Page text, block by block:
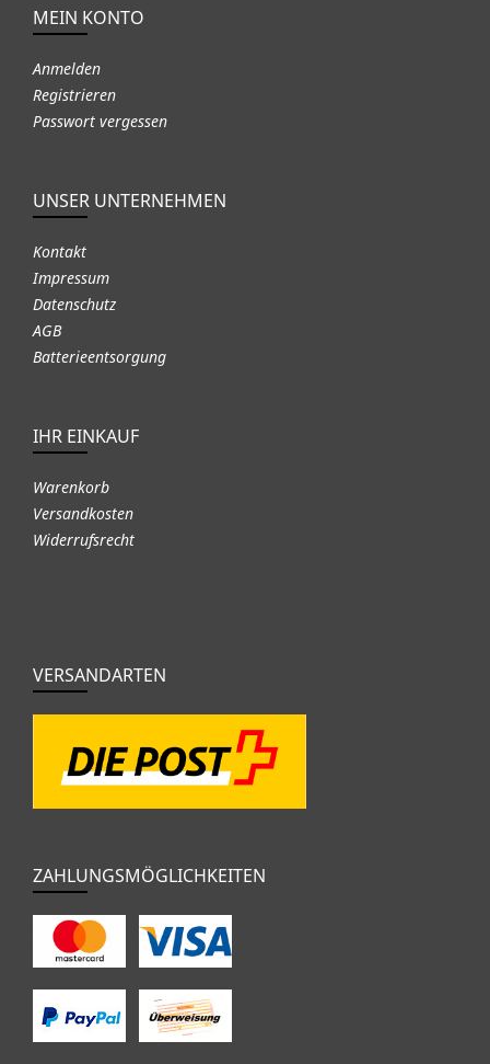
MEIN KONTO
Anmelden
Registrieren
Passwort vergessen
UNSER UNTERNEHMEN
Kontakt
Impressum
Datenschutz
AGB
Batterieentsorgung
IHR EINKAUF
Warenkorb
Versandkosten
Widerrufsrecht
VERSANDARTEN
ZAHLUNGSMÖGLICHKEITEN